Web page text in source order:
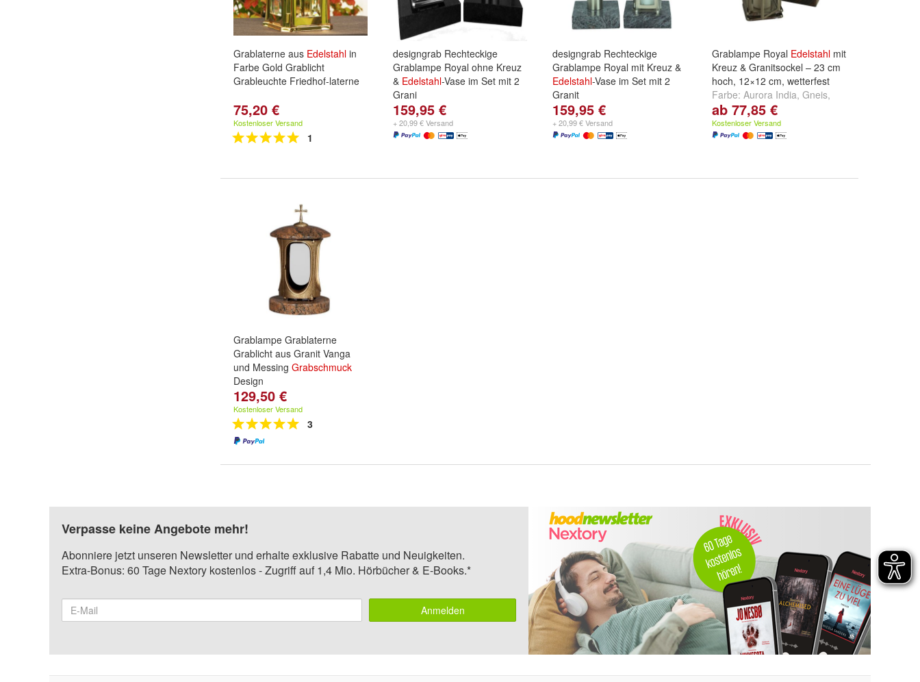
Grablaterne aus Edelstahl in
Farbe Gold Grablicht
Grableuchte Friedhof-laterne
75,20 €
Kostenloser Versand
1
designgrab Rechteckige
Grablampe Royal ohne Kreuz
& Edelstahl-Vase im Set mit 2
Grani
Farbe:Aurora
Schwedischund
159,95 €
+ 20,99 € Versand
designgrab Rechteckige
Grablampe Royal mit Kreuz &
Edelstahl-Vase im Set mit 2
Granit
Farbe:Aurora
Himalayaund
159,95 €
+ 20,99 € Versand
Grablampe Royal Edelstahl mit
Kreuz & Granitsockel – 23 cm
hoch, 12×12 cm, wetterfest
Farbe: Aurora India, Gneis,
Himalayaundweitere ...
ab 77,85 €
Kostenloser Versand
Grablampe Grablaterne
Grablicht aus Granit Vanga
und Messing Grabschmuck
Design
129,50 €
Kostenloser Versand
3
Verpasse keine Angebote mehr!
Abonniere jetzt unseren Newsletter und erhalte exklusive Rabatte und Neuigkeiten.
Extra-Bonus: 60 Tage Nextory kostenlos - Zugriff auf 1,4 Mio. Hörbücher & E-Books.*
Anmelden